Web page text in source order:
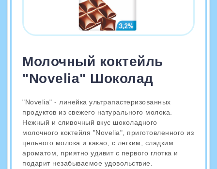
Молочный коктейль
"Novelia" Шоколад
"Novelia" - линейка ультрапастеризованных
продуктов из свежего натурального молока.
Нежный и сливочный вкус шоколадного
молочного коктейля "Novelia", приготовленного из
цельного молока и какао, с легким, сладким
ароматом, приятно удивит с первого глотка и
подарит незабываемое удовольствие.